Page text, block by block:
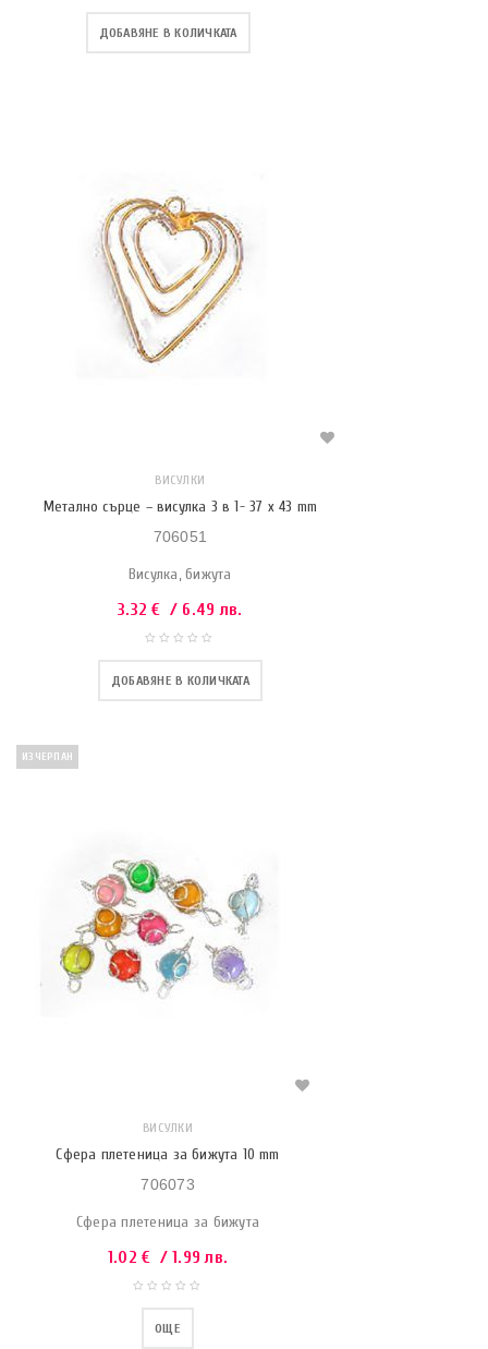
ДОБАВЯНЕ В КОЛИЧКАТА
ВИСУЛКИ
Метално сърце – висулка 3 в 1- 37 x 43 mm
706051
Висулка, бижута
3.32€ / 6.49 лв.
ДОБАВЯНЕ В КОЛИЧКАТА
ИЗЧЕРПАН
ВИСУЛКИ
Сфера плетеница за бижута 10 mm
706073
Сфера плетеница за бижута
1.02€ / 1.99 лв.
ОЩЕ